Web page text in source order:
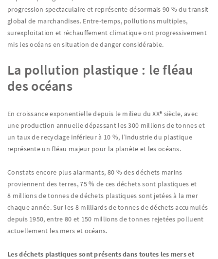
progression spectaculaire et représente désormais 90 % du transit
global de marchandises. Entre-temps, pollutions multiples,
surexploitation et réchauffement climatique ont progressivement
mis les océans en situation de danger considérable.
La pollution plastique : le fléau
des océans
En croissance exponentielle depuis le milieu du XXᵉ siècle, avec
une production annuelle dépassant les 300 millions de tonnes et
un taux de recyclage inférieur à 10 %, l’industrie du plastique
représente un fléau majeur pour la planète et les océans.
Constats encore plus alarmants, 80 % des déchets marins
proviennent des terres, 75 % de ces déchets sont plastiques et
8 millions de tonnes de déchets plastiques sont jetées à la mer
chaque année. Sur les 8 milliards de tonnes de déchets accumulés
depuis 1950, entre 80 et 150 millions de tonnes rejetées polluent
actuellement les mers et océans.
Les déchets plastiques sont présents dans toutes les mers et